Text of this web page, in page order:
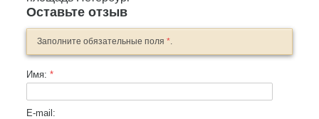
Оставьте отзыв
Заполните обязательные поля *
Имя: *
E-mail: